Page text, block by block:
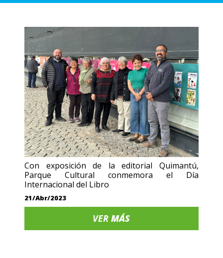
Con exposición de la editorial Quimantú,
Parque Cultural conmemora el Día
Internacional del Libro
21/Abr/2023
VERMÁS